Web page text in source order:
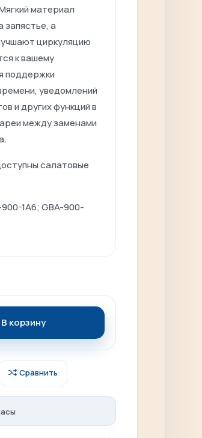
материал
запястье, а
циркуляцию
к вашему
поддержки
уведомлений
и других функций в
между заменами
салатовые
1A6; GBA-900-
В корзину
Сравнить